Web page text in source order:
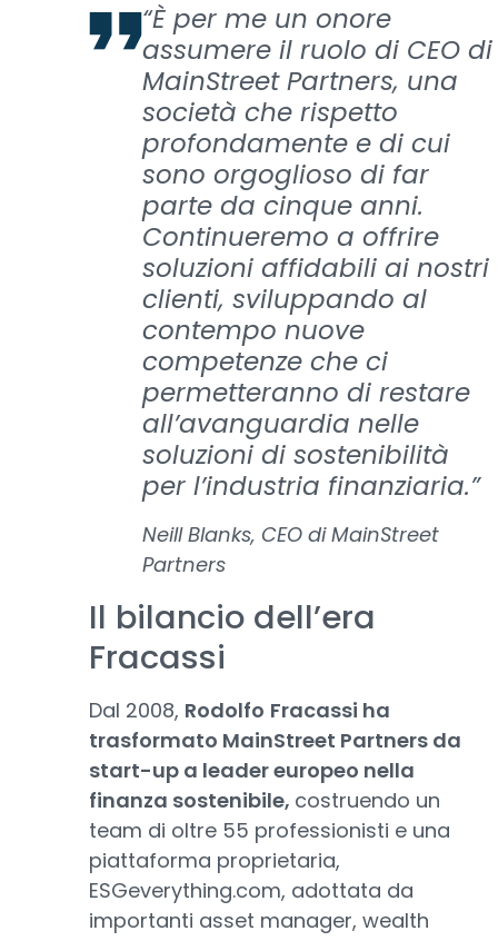
“È per me un onore
assumere il ruolo di CEO di
MainStreet Partners, una
società che rispetto
profondamente e di cui
sono orgoglioso di far
parte da cinque anni.
Continueremo a offrire
soluzioni affidabili ai nostri
clienti, sviluppando al
contempo nuove
competenze che ci
permetteranno di restare
all’avanguardia nelle
soluzioni di sostenibilità
per l’industria finanziaria.”
Neill Blanks, CEO di MainStreet
Partners
Il bilancio dell’era
Fracassi
Dal 2008, Rodolfo Fracassi ha
trasformato MainStreet Partners da
start-up a leader europeo nella
finanza sostenibile, costruendo un
team di oltre 55 professionisti e una
piattaforma proprietaria,
ESGeverything.com, adottata da
importanti asset manager, wealth